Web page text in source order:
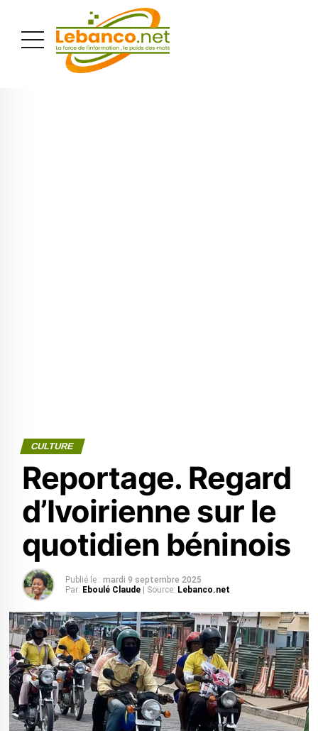
CULTURE
Reportage. Regard
d’Ivoirienne sur le
quotidien béninois
Publié le : mardi 9 septembre 2025
Par: Eboulé Claude | Source: Lebanco.net